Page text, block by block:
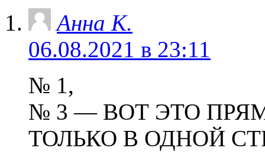
Анна К.
06.08.2021 в 23:11
№ 1,
№ 3 — ВОТ ЭТО
ТОЛЬКО В ОДНОЙ